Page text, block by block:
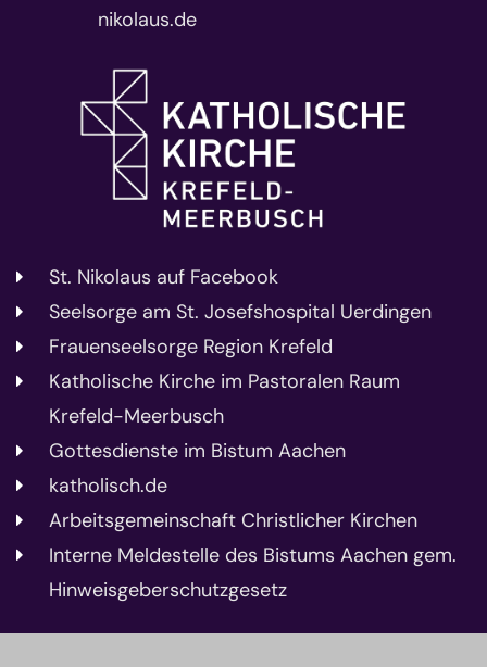
nikolaus.de
St. Nikolaus auf Facebook
Seelsorge am St. Josefshospital Uerdingen
Frauenseelsorge Region Krefeld
Katholische Kirche im Pastoralen Raum
Krefeld-Meerbusch
Gottesdienste im Bistum Aachen
katholisch.de
Arbeitsgemeinschaft Christlicher Kirchen
Interne Meldestelle des Bistums Aachen gem.
Hinweisgeberschutzgesetz